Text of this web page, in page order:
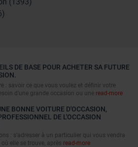
DE BASE POUR ACHETER SA FUTURE
: savoir ce que vous voulez et définir votre
d'une grande occasion ou une read-more
BONNE VOITURE D'OCCASION,
DE L'OCCASION
: s’adresser à un particulier qui vous vendra
elle se trouve, après read-more